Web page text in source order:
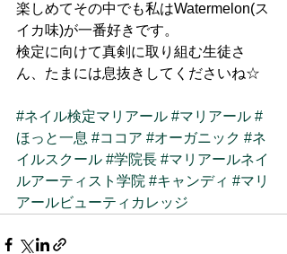
楽しめてその中でも私はWatermelon(ス
イカ味)が一番好きです。
検定に向けて真剣に取り組む生徒さ
ん、たまには息抜きしてくださいね☆
#ネイル検定マリアール #マリアール #
ほっと一息 #ココア #オーガニック #ネ
イルスクール #学院長 #マリアールネイ
ルアーティスト学院 #キャンディ #マリ
アールビューティカレッジ